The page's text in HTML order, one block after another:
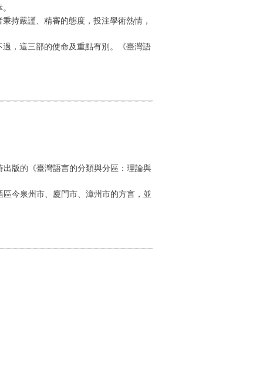
嚴謹、精審的態度，投注學術熱情，
，這三部的使命及重點有別。《臺灣語
版的《臺灣語言的分類與分區：理論與
今泉州市、廈門市、漳州市的方言，並